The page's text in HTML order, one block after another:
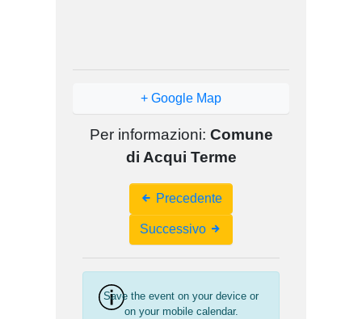
+ Google Map
Per informazioni: Comune
di Acqui Terme
Navigation
Precedente
Successivo
Save the event on your device or
on your mobile calendar.